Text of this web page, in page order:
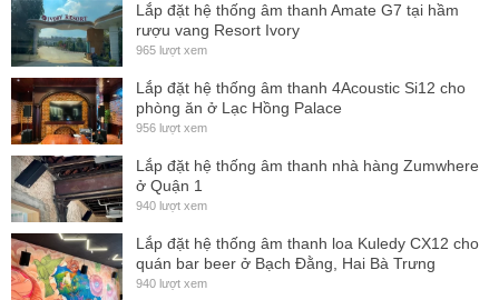
Lắp đặt hệ thống âm thanh Amate G7 tại hầm
rượu vang Resort Ivory
965 lượt xem
Lắp đặt hệ thống âm thanh 4Acoustic Si12 cho
phòng ăn ở Lạc Hồng Palace
956 lượt xem
Lắp đặt hệ thống âm thanh nhà hàng Zumwhere
ở Quận 1
940 lượt xem
Lắp đặt hệ thống âm thanh loa Kuledy CX12 cho
quán bar beer ở Bạch Đằng, Hai Bà Trưng
940 lượt xem